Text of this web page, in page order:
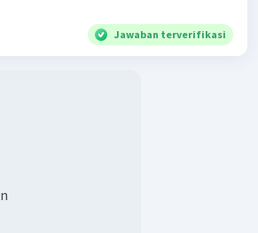
Jawaban terverifikasi